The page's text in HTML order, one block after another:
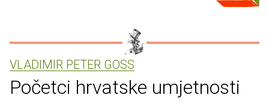
VLADIMIR PETER GOSS
Početci hrvatske umjetnosti